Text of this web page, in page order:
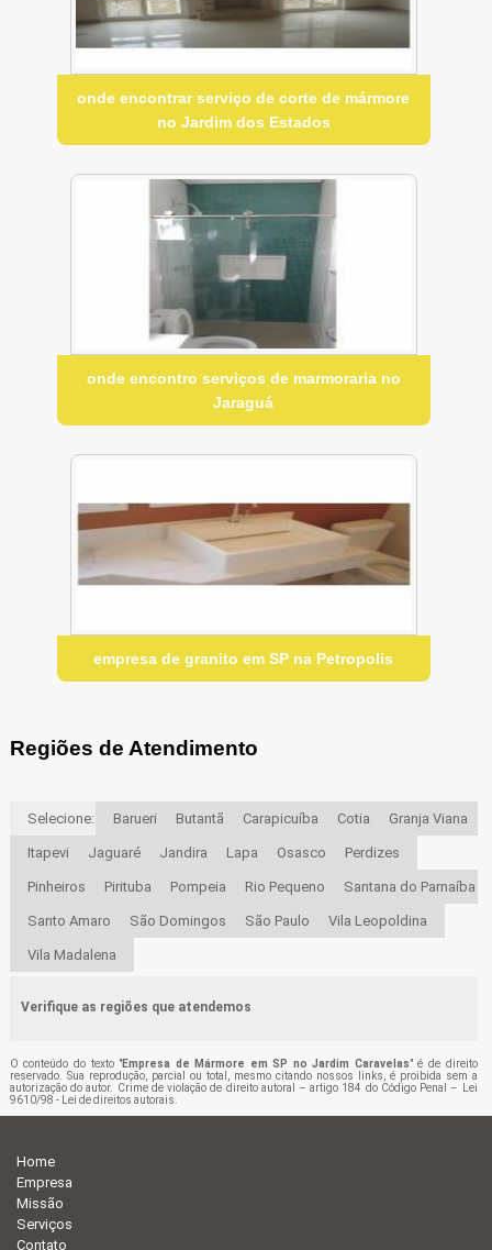
onde encontrar serviço de corte de mármore
no Jardim dos Estados
onde encontro serviços de marmoraria no
Jaraguá
empresa de granito em SP na Petropolis
Regiões de Atendimento
Selecione: Barueri Butantã Carapicuíba Cotia Granja Viana
Itapevi Jaguaré Jandira Lapa Osasco Perdizes
Pinheiros Pirituba Pompeia Rio Pequeno Santana do Parnaíba
Santo Amaro São Domingos São Paulo Vila Leopoldina
Vila Madalena
Verifique as regiões que atendemos
O conteúdo do texto "Empresa de Mármore em SP no Jardim Caravelas" é de direito
reservado. Sua reprodução, parcial ou total, mesmo citando nossos links, é proibida sem a
autorização do autor. Crime de violação de direito autoral – artigo 184 do Código Penal –
Lei
9610/98 - Lei de direitos autorais.
Home
Empresa
Missão
Serviços
Contato